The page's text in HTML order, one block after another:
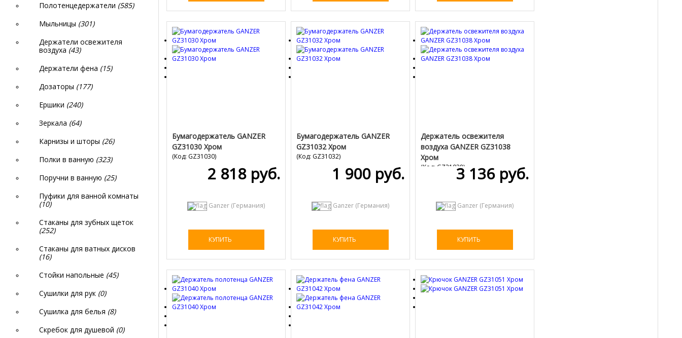
Бумагодержатель GANZER
GZ31030 Хром
(Код: GZ31030)
2 818 руб.
Ganzer (Германия)
КУПИТЬ
Бумагодержатель GANZER
GZ31032 Хром
(Код: GZ31032)
1 900 руб.
Ganzer (Германия)
КУПИТЬ
Держатель освежителя
воздуха GANZER GZ31038
Хром
(Код: GZ31038)
3 136 руб.
Ganzer (Германия)
КУПИТЬ
Полотенцедержатели (585)
Мыльницы (301)
Держатели освежителя
воздуха (43)
Держатели фена (15)
Дозаторы (177)
Ершики (240)
Зеркала (64)
Карнизы и шторы (26)
Полки в ванную (323)
Поручни в ванную (25)
Пуфики для ванной комнаты
(10)
Стаканы для зубных щеток
(252)
Стаканы для ватных дисков
(16)
Стойки напольные (45)
Сушилки для рук (0)
Сушилка для белья (8)
Скребок для душевой (0)